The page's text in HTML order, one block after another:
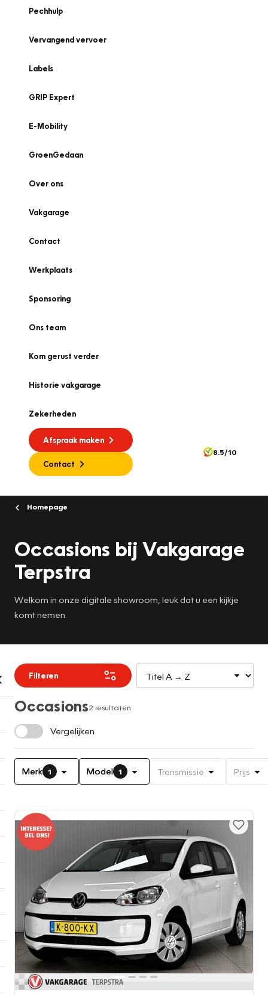
Pechhulp
Vervangend vervoer
Labels
GRIP Expert
E-Mobility
GroenGedaan
Over ons
Vakgarage
Contact
Werkplaats
Sponsoring
Ons team
Kom gerust verder
Historie vakgarage
Zekerheden
Afspraak maken
Contact
8.5/10
Homepage
Occasions bij Vakgarage
Terpstra
Welkom in onze digitale showroom, leuk dat u een kijkje
komt nemen.
Filteren
Occasions2 resultaten
Vergelijken
Merk 1 Model 1 Transmissie Prijs